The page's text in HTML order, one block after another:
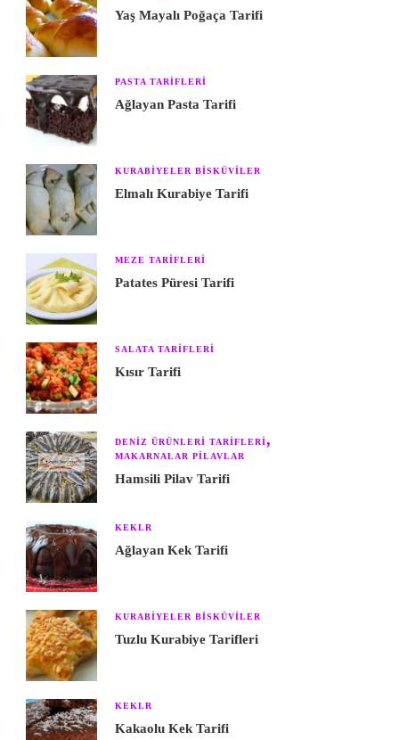
Yaş Mayalı Poğaça Tarifi
PASTA TARIFLERI
Ağlayan Pasta Tarifi
KURABIYELER BISKÜVILER
Elmalı Kurabiye Tarifi
MEZE TARIFLERI
Patates Püresi Tarifi
SALATA TARIFLERI
Kısır Tarifi
DENIZ ÜRÜNLERI TARIFLERI
MAKARNALAR PILAVLAR
Hamsili Pilav Tarifi
KEKLR
Ağlayan Kek Tarifi
KURABIYELER BISKÜVILER
Tuzlu Kurabiye Tarifleri
KEKLR
Kakaolu Kek Tarifi